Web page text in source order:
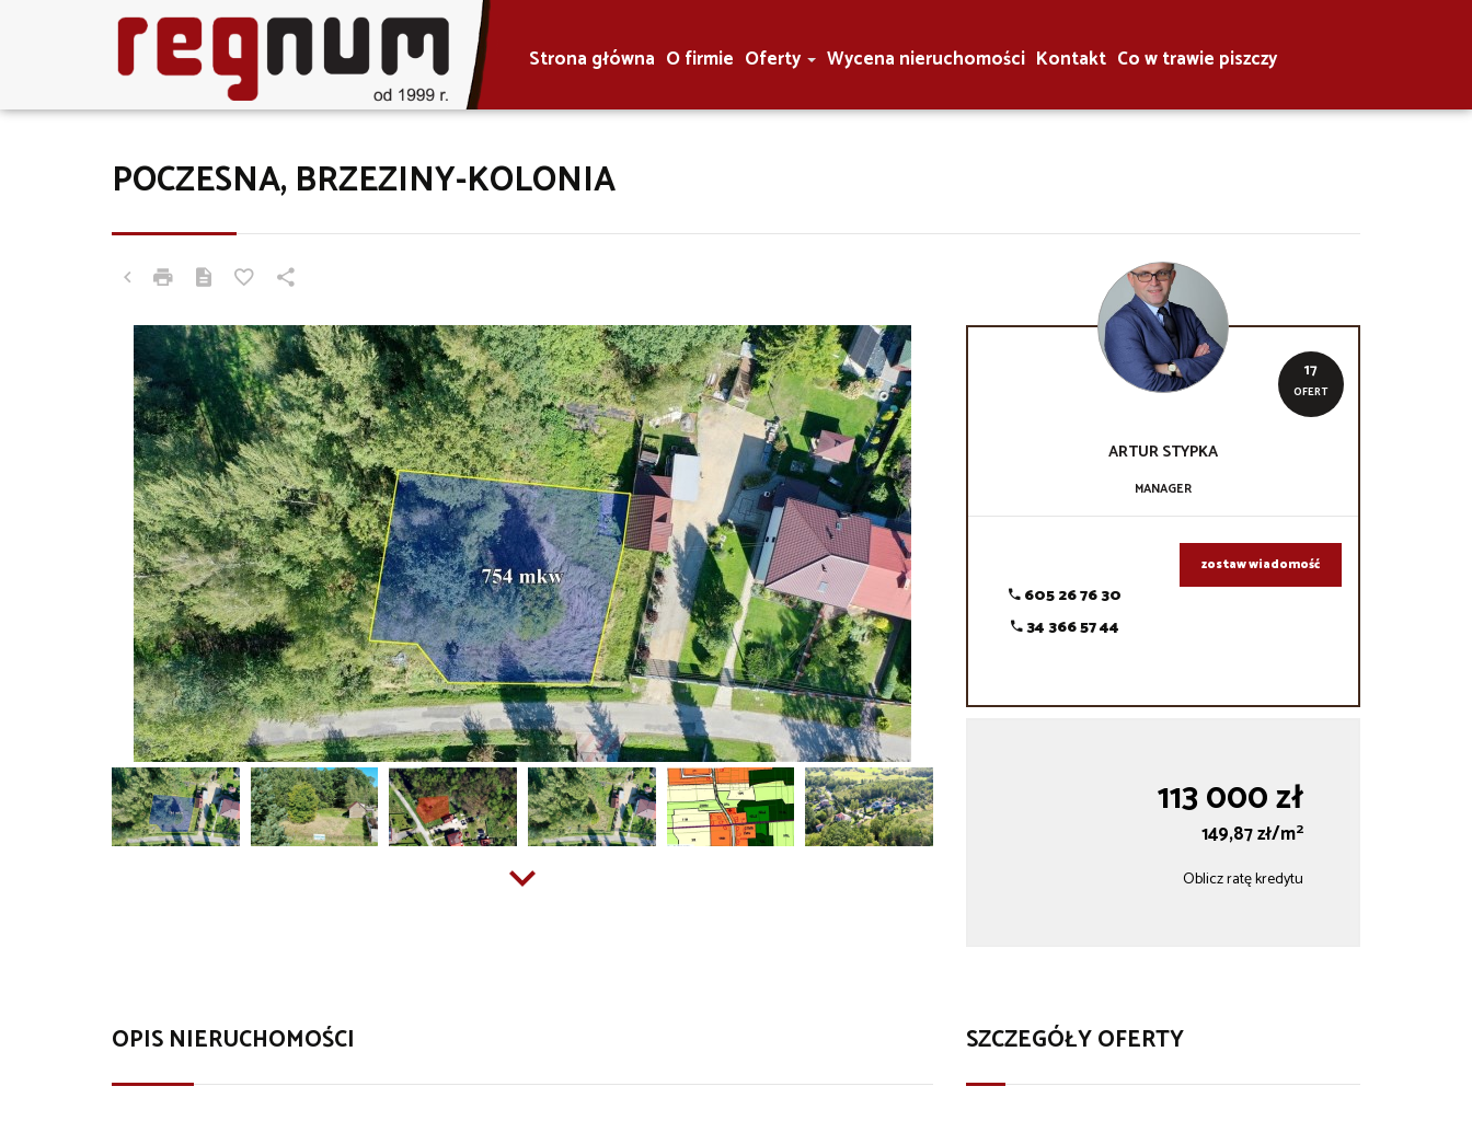
Strona główna O firmie Oferty Wycena nieruchomości Kontakt Co w trawie piszczy
POCZESNA, BRZEZINY-KOLONIA
17
OFERT
ARTURSTYPKA
MANAGER
605 26 76 30
34 366 57 44
zostaw wiadomość
113 000 zł
149,87 zł/m2
Oblicz ratę kredytu
OPIS NIERUCHOMOŚCI SZCZEGÓŁY OFERTY